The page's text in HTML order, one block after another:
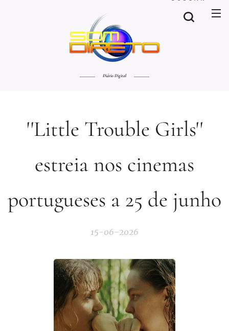
Diário Digital
''Little Trouble Girls''
estreia nos cinemas
portugueses a 25 de junho
15-06-2026